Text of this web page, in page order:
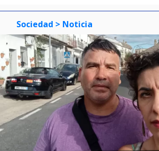
Sociedad > Noticia